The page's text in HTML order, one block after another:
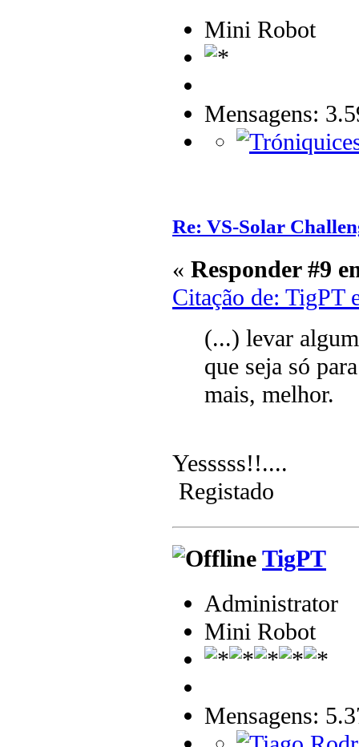
Mini Robot
Mensagens:
Re: VS-Solar
« Responder #9
Citação de: TigPT
(...) levar
que seja só
mais, melhor.
Yesssss!!....
Registado
TigPT
Administrator
Mini Robot
Mensagens: